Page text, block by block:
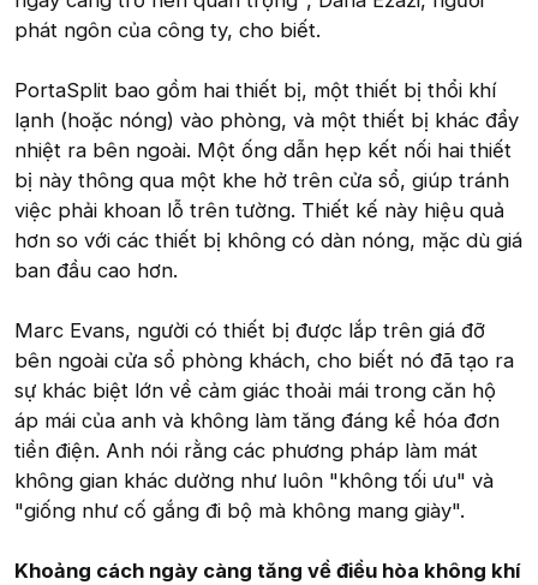
phát ngôn của công ty, cho biết.
PortaSplit bao gồm hai thiết bị, một thiết bị thổi khí
lạnh (hoặc nóng) vào phòng, và một thiết bị khác đẩy
nhiệt ra bên ngoài. Một ống dẫn hẹp kết nối hai thiết
bị này thông qua một khe hở trên cửa sổ, giúp tránh
việc phải khoan lỗ trên tường. Thiết kế này hiệu quả
hơn so với các thiết bị không có dàn nóng, mặc dù giá
ban đầu cao hơn.
Marc Evans, người có thiết bị được lắp trên giá đỡ
bên ngoài cửa sổ phòng khách, cho biết nó đã tạo ra
sự khác biệt lớn về cảm giác thoải mái trong căn hộ
áp mái của anh và không làm tăng đáng kể hóa đơn
tiền điện. Anh nói rằng các phương pháp làm mát
không gian khác dường như luôn "không tối ưu" và
"giống như cố gắng đi bộ mà không mang giày".
Khoảng cách ngày càng tăng về điều hòa không khí